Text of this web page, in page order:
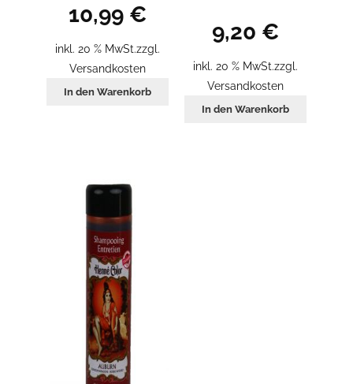
10,99 €
inkl. 20 % MwSt.zzgl.
Versandkosten
In den Warenkorb
9,20 €
inkl. 20 % MwSt.zzgl.
Versandkosten
In den Warenkorb